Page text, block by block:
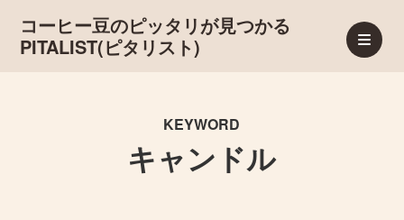
コーヒー豆のピッタリが見つかる
PITALIST(ピタリスト)
KEYWORD
キャンドル